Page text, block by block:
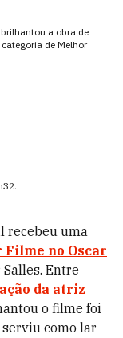
a obra de
de Melhor
.
recebeu uma
no Oscar
Entre
da atriz
o filme foi
serviu como lar